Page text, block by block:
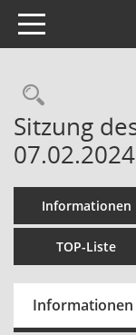
Toggle navigation
Sitzung
Informationen
TOP-Liste
Informationen